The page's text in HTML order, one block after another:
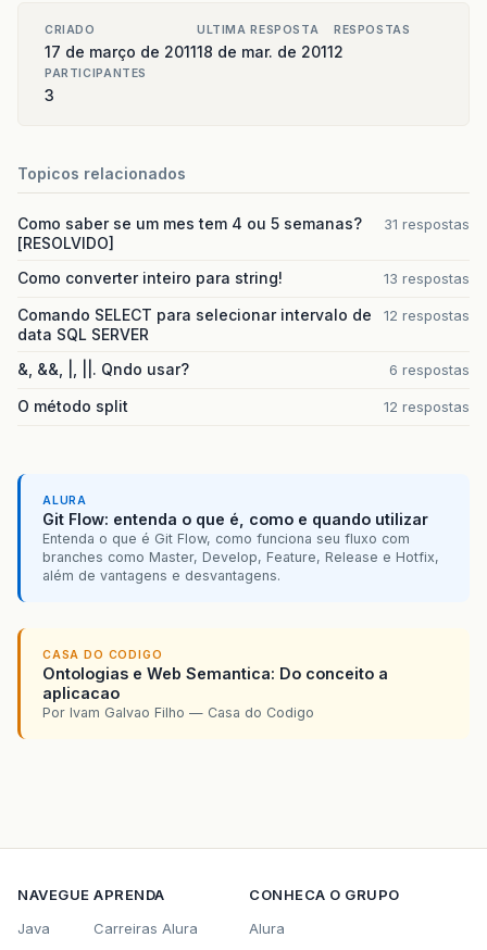
CRIADO
17 de março de 2011
ULTIMA RESPOSTA
18 de mar. de 2011
RESPOSTAS
2
PARTICIPANTES
3
Topicos relacionados
Como saber se um mes tem 4 ou 5 semanas?
[RESOLVIDO]
31 respostas
Como converter inteiro para string! 13 respostas
Comando SELECT para selecionar intervalo de
data SQL SERVER
12 respostas
&, &&, |, ||. Qndo usar? 6 respostas
O método split 12 respostas
ALURA
Git Flow: entenda o que é, como e quando utilizar
Entenda o que é Git Flow, como funciona seu fluxo com
branches como Master, Develop, Feature, Release e Hotfix,
além de vantagens e desvantagens.
CASA DO CODIGO
Ontologias e Web Semantica: Do conceito a
aplicacao
Por Ivam Galvao Filho — Casa do Codigo
NAVEGUE
Java
APRENDA
Carreiras Alura
CONHECA O GRUPO
Alura